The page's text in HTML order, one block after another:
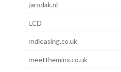
jarodak.nl
LCD
mdleasing.co.uk
meettheminx.co.uk